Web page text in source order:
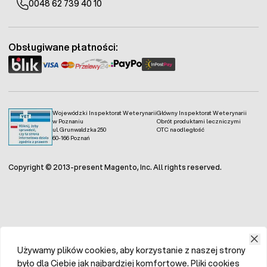
0048 62 739 40 10
Wojewódzki Inspektorat Weterynarii
w Poznaniu
ul. Grunwaldzka 250
60-166 Poznań
Główny Inspektorat Weterynarii
Obrót produktami leczniczymi
OTC na odległość
Obsługiwane płatności:
Copyright © 2013-present Magento, Inc. All rights reserved.
Używamy plików cookies, aby korzystanie z naszej strony
było dla Ciebie jak najbardziej komfortowe. Pliki cookies